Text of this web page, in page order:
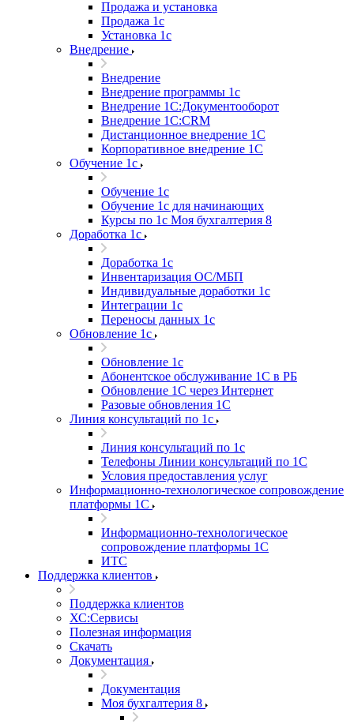
Продажа и установка
Продажа 1с
Установка 1с
Внедрение
Внедрение
Внедрение программы 1с
Внедрение 1С:Документооборот
Внедрение 1С:CRM
Дистанционное внедрение 1С
Корпоративное внедрение 1С
Обучение 1с
Обучение 1с
Обучение 1с для начинающих
Курсы по 1с Моя бухгалтерия 8
Доработка 1с
Доработка 1с
Инвентаризация ОС/МБП
Индивидуальные доработки 1с
Интеграции 1с
Переносы данных 1с
Обновление 1с
Обновление 1с
Абонентское обслуживание 1С в РБ
Обновление 1С через Интернет
Разовые обновления 1С
Линия консультаций по 1с
Линия консультаций по 1с
Телефоны Линии консультаций по 1С
Условия предоставления услуг
Информационно-технологическое сопровождение
платформы 1С
Информационно-технологическое
сопровождение платформы 1С
ИТС
Поддержка клиентов
Поддержка клиентов
ХС:Сервисы
Полезная информация
Скачать
Документация
Документация
Моя бухгалтерия 8